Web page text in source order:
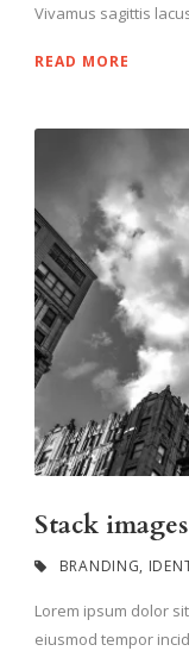
Vivamus sagittis
READ MORE
Stack
BRANDING,
Lorem ipsum dolor
eiusmod tempor